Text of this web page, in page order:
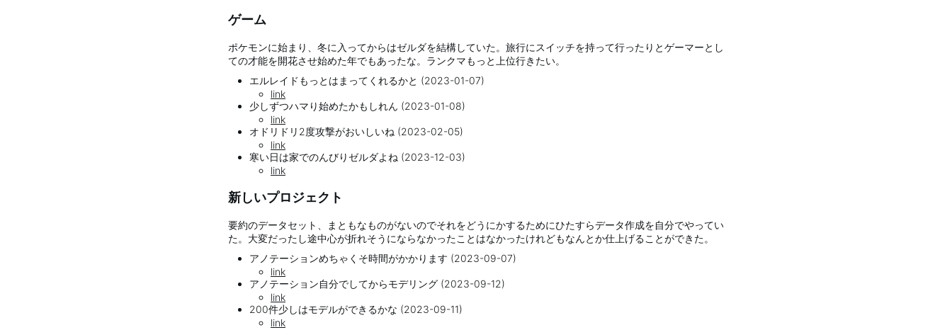
ゲーム
ポケモンに始まり、冬に入ってからはゼルダを結構していた。旅行にスイッチを持って行ったりとゲーマーとし
ての才能を開花させ始めた年でもあったな。ランクマもっと上位行きたい。
エルレイドもっとはまってくれるかと (2023-01-07)
link
少しずつハマり始めたかもしれん (2023-01-08)
link
オドリドリ2度攻撃がおいしいね (2023-02-05)
link
寒い日は家でのんびりゼルダよね (2023-12-03)
link
新しいプロジェクト
要約のデータセット、まともなものがないのでそれをどうにかするためにひたすらデータ作成を自分でやってい
た。大変だったし途中心が折れそうにならなかったことはなかったけれどもなんとか仕上げることができた。
アノテーションめちゃくそ時間がかかります (2023-09-07)
link
アノテーション自分でしてからモデリング (2023-09-12)
link
200件少しはモデルができるかな (2023-09-11)
link